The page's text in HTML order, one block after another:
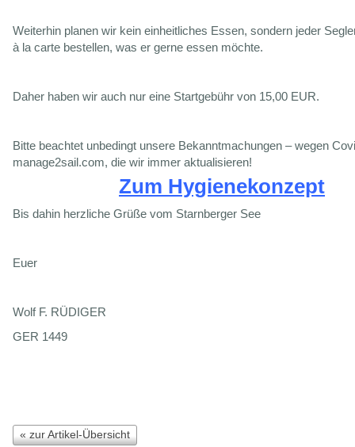
Weiterhin planen wir kein einheitliches Essen, sondern jeder
à la carte bestellen, was er gerne essen möchte.
Daher haben wir auch nur eine Startgebühr von 15,00 EUR.
Bitte beachtet unbedingt unsere Bekanntmachungen – wegen
manage2sail.com, die wir immer aktualisieren!
Zum Hygienekonzept
Bis dahin herzliche Grüße vom Starnberger See
Euer
Wolf F. RÜDIGER
GER 1449
« zur Artikel-Übersicht